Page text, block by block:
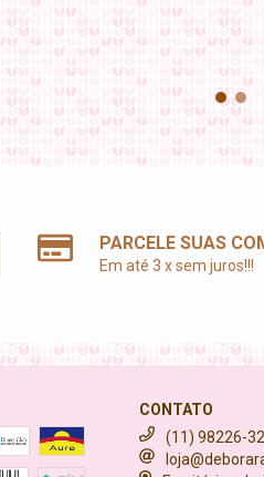
PARCELE SUAS
Em até 3 x sem juros!!!
CONTATO
(11) 98226-